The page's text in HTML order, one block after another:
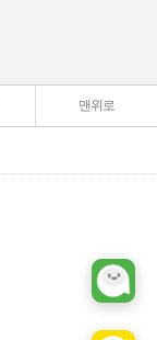
맨위로